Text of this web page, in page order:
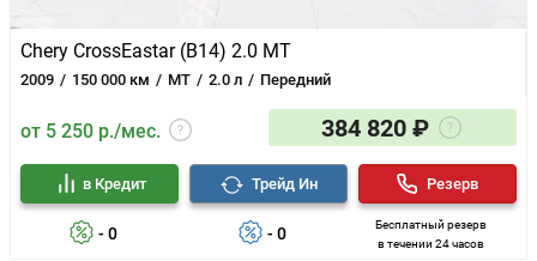
Chery CrossEastar (B14) 2.0 MT
2009 150 000 км MT 2.0 л Передний
от 5 250 р./мес. 384 820 ₽
- 0
в Кредит
- 0
Трейд Ин
Бесплатный резерв
в течении 24 часов
Резерв